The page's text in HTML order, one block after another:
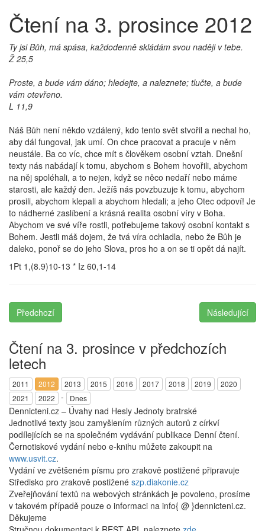
Čtení na 3. prosince 2012
Ty jsi Bůh, má spása, každodenně skládám svou naději v tebe.
Ž 25,5
Proste, a bude vám dáno; hledejte, a naleznete; tlučte, a bude
vám otevřeno.
L 11,9
Náš Bůh není někdo vzdálený, kdo tento svět stvořil a nechal ho,
aby dál fungoval, jak umí. On chce pracovat a pracuje v něm
neustále. Ba co víc, chce mít s člověkem osobní vztah. Dnešní
texty nás nabádají k tomu, abychom s Bohem hovořili, abychom
na něj spoléhali, a to nejen, když se něco nedaří nebo máme
starosti, ale každý den. Ježíš nás povzbuzuje k tomu, abychom
prosili, abychom klepali a abychom hledali; a jeho Otec odpoví! Je
to nádherné zaslíbení a krásná realita osobní víry v Boha.
Abychom ve své víře rostli, potřebujeme takový osobní kontakt s
Bohem. Jestli máš dojem, že tvá víra ochladla, nebo že Bůh je
daleko, ponoř se do jeho Slova, pros ho a on se ti opět dá najít.
1Pt 1,(8.9)10-13 * Iz 60,1-14
Předchozí Následující
Čtení na 3. prosince v předchozích
letech
2011 2012 2013 2015 2016 2017 2018 2019
2020
2021
2022 - Dnes
Dennicteni.cz – Úvahy nad Hesly Jednoty bratrské
Jednotlivé texty jsou zamyšlením různých autorů z církví
podílejících se na společném vydávání publikace Denní čtení.
Černotiskové vydání nebo e-knihu můžete zakoupit na
www.usvit.cz.
Vydání ve zvětšeném písmu pro zrakově postižené připravuje
Středisko pro zrakově postižené szp.diakonie.cz
Zveřejňování textů na webových stránkách je povoleno, prosíme
v takovém případě pouze o informaci na info{ @ }dennicteni.cz.
Děkujeme